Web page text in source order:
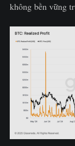
không bền vững